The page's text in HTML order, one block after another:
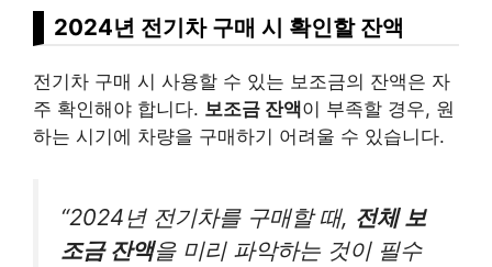
2024년 전기차 구매 시 확인할 잔액
전기차 구매 시 사용할 수 있는 보조금의 잔액은 자
주 확인해야 합니다. 보조금 잔액이 부족할 경우, 원
하는 시기에 차량을 구매하기 어려울 수 있습니다.
“2024년 전기차를 구매할 때, 전체 보
조금 잔액을 미리 파악하는 것이 필수